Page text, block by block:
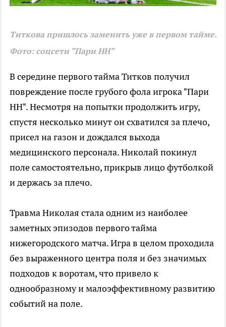
Титкова пришлось заменить уже в первом тайме.
Фото: соцсети "Пари НН"
В середине первого тайма Титков получил
повреждение после грубого фола игрока "Пари
НН". Несмотря на попытки продолжить игру,
спустя несколько минут он схватился за плечо,
присел на газон и дождался выхода
медицинского персонала. Николай покинул
поле самостоятельно, прикрыв лицо футболкой
и держась за плечо.
Травма Николая стала одним из наиболее
заметных эпизодов первого тайма
нижегородского матча. Игра в целом проходила
без выраженного центра поля и без значимых
подходов к воротам, что привело к
однообразному и малоэффективному развитию
событий на поле.